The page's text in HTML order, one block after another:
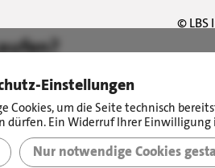
©
Einstellungen
Cookies, um die Seite technisch
Ein Widerruf Ihrer
Nur notwendige Cookies